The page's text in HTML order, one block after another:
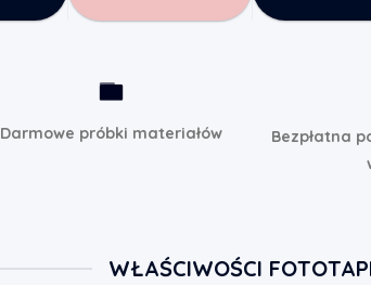
Darmowe próbki materiałów
Bezpłatna
WŁAŚCIWOŚCI